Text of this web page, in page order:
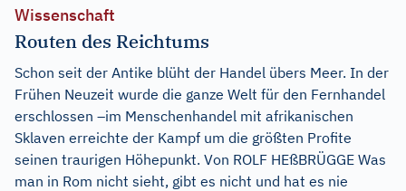
Wissenschaft
Routen des Reichtums
Schon seit der Antike blüht der Handel übers Meer. In der
Frühen Neuzeit wurde die ganze Welt für den Fernhandel
erschlossen –im Menschenhandel mit afrikanischen
Sklaven erreichte der Kampf um die größten Profite
seinen traurigen Höhepunkt. Von ROLF HEßBRÜGGE Was
man in Rom nicht sieht, gibt es nicht und hat es nie